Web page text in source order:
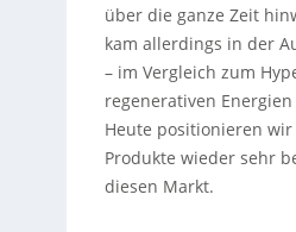
über die ganze Zeit
kam allerdings in der
– im Vergleich zum
regenerativen
Heute positionieren wir
Produkte wieder sehr
diesen Markt.